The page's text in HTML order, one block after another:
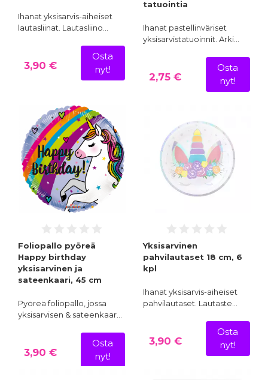
Ihanat yksisarvis-aiheiset
lautasliinat. Lautasliino…
3,90 €
Osta
nyt!
tatuointia
Ihanat pastellinväriset
yksisarvistatuoinnit. Arki…
2,75 €
Osta
nyt!
Foliopallo pyöreä
Happy birthday
yksisarvinen ja
sateenkaari, 45 cm
Pyöreä foliopallo, jossa
yksisarvisen & sateenkaar…
3,90 €
Osta
nyt!
Yksisarvinen
pahvilautaset 18 cm, 6
kpl
Ihanat yksisarvis-aiheiset
pahvilautaset. Lautaste…
3,90 €
Osta
nyt!